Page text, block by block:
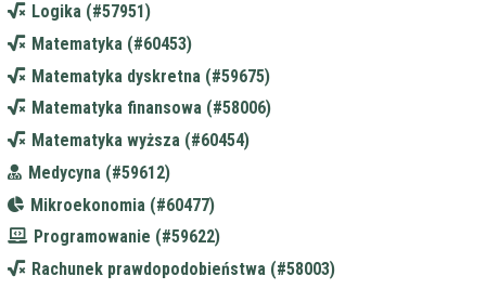
Logika (#57951)
Matematyka (#60453)
Matematyka dyskretna (#59675)
Matematyka finansowa (#58006)
Matematyka wyższa (#60454)
Medycyna (#59612)
Mikroekonomia (#60477)
Programowanie (#59622)
Rachunek prawdopodobieństwa (#58003)